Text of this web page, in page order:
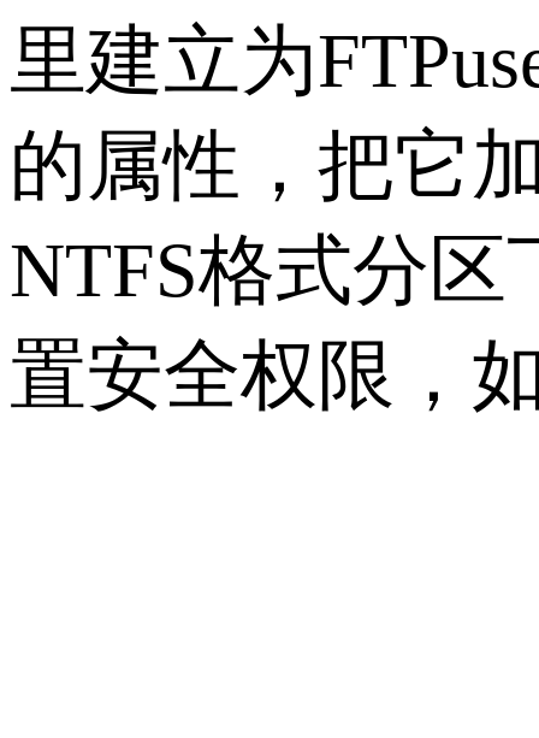
里建立为
的属性，把它
NTFS格式分区
置安全权限，